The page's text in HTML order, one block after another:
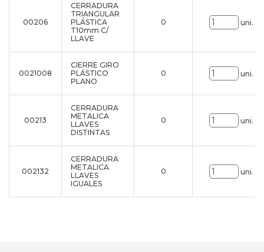
00206
CERRADURA
TRIANGULAR
PLÁSTICA
T10mm C/
LLAVE
0 uni.
0021008
CIERRE GIRO
PLÁSTICO
PLANO
0 uni.
00213
CERRADURA
METALICA
LLAVES
DISTINTAS
0 uni.
002132
CERRADURA
METALICA
LLAVES
IGUALES
0 uni.